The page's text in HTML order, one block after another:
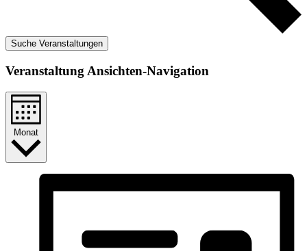
Suche Veranstaltungen
Veranstaltung Ansichten-Navigation
Monat